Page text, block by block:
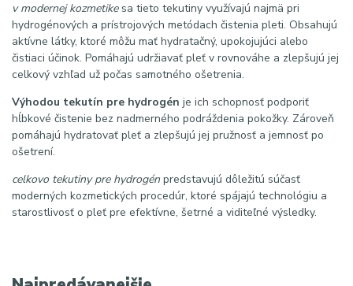
v modernej kozmetikesa tieto tekutiny využívajú najmä pri
hydrogénových a prístrojových metódach čistenia pleti. Obsahujú
aktívne látky, ktoré môžu mať hydratačný, upokojujúci alebo
čistiaci účinok. Pomáhajú udržiavať pleť v rovnováhe a zlepšujú jej
celkový vzhľad už počas samotného ošetrenia.
Výhodou tekutín pre hydrogén je ich schopnosť podporiť
hĺbkové čistenie bez nadmerného podráždenia pokožky. Zároveň
pomáhajú hydratovať pleť a zlepšujú jej pružnosť a jemnosť po
ošetrení.
celkovo tekutiny pre hydrogén predstavujú dôležitú súčasť
moderných kozmetických procedúr, ktoré spájajú technológiu a
starostlivosť o pleť pre efektívne, šetrné a viditeľné výsledky.